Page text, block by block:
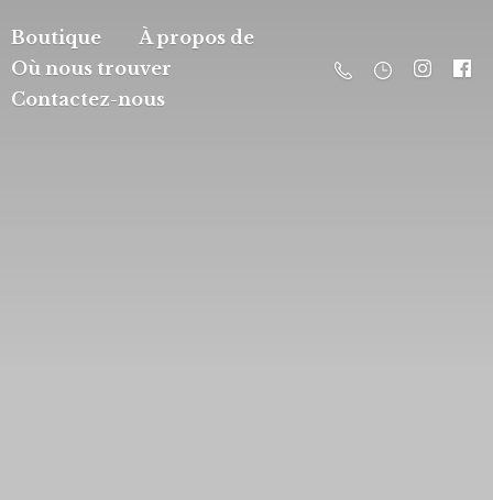
Boutique
À propos de
Où nous trouver
Contactez-nous